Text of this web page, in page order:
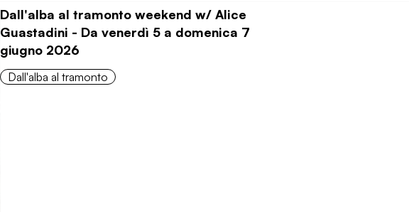
Dall'alba al tramonto weekend w/ Alice
Guastadini - Da venerdì 5 a domenica 7
giugno 2026
Dall'alba al tramonto